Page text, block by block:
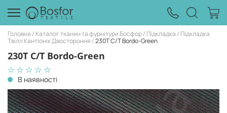
Головна Каталог тканин та фурнітури Босфор Підкладка
Підкладка
Твілл Кантіонік Двостороння 230T C/T Bordo-Green
230T C/T Bordo-Green
В наявності